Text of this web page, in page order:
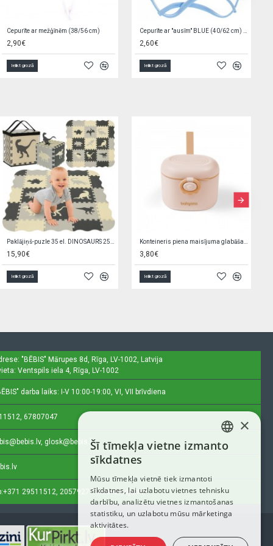
Autiņš marles ZOO SAFARI 70x80 cm
1,69€
Ielikt grozā
Autiņš marles HEDGEHOG 70x80 cm
1,69€
Ielikt grozā
Zirdziņš ar krēpēm ķemmēšanai G8707
3,80€
Ielikt grozā
Baseins 152x25 cm Bestway 55029 (9874)
10,90€
Ielikt grozā
"BĒBIS" Mārupes 8d, Rīga, LV-1002, Latvija
Ventspils iela 4, Rīga, LV-1002
darba laiks: I-V 10:00-19:00, VI, VII brīvdiena
67807047
glosk@bebis.lv
+371 29511512, 20579272 (tikai ziņojumi)
LATVIAN
ENGLISH
×
Šī tīmekļa vietne izmanto
sīkdatnes
Mūsu tīmekļa vietnē tiek izmantoti
sīkdatnes, lai uzlabotu vietnes tehnisku
darbību, analizētu vietnes izmantošanas
statistiku, un uzlabotu mūsu mārketinga
aktivitātes.